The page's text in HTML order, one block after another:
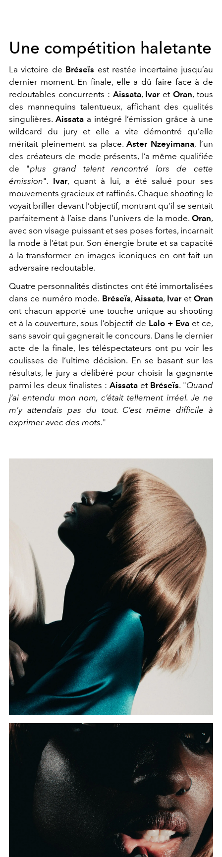
Une compétition haletante
La victoire de Bréseïs est restée incertaine jusqu’au
dernier moment. En finale, elle a dû faire face à de
redoutables concurrents : Aissata, IvaretOran, tous
des mannequins talentueux, affichant des qualités
singulières. Aissata a intégré l’émission grâce à une
wildcard du jury et elle a vite démontré qu’elle
méritait pleinement sa place.Aster Nzeyimana, l’un
des créateurs de mode présents, l’a même qualifiée
de "plus grand talent rencontré lors de cette
émission". Ivar, quant à lui, a été salué pour ses
mouvements gracieux et raffinés. Chaque shooting le
voyait briller devant l’objectif, montrant qu’il se sentait
parfaitement à l’aise dans l’univers de la mode. Oran,
avec son visage puissant et ses poses fortes, incarnait
la mode à l’état pur. Son énergie brute et sa capacité
à la transformer en images iconiques en ont fait un
adversaire redoutable.
Quatre personnalités distinctes ont été immortalisées
dans ce numéro mode. Bréseïs, Aissata, Ivaret Oran
ont chacun apporté une touche unique au shooting
et à la couverture, sous l’objectif de Lalo + Evaet ce,
sans savoir qui gagnerait le concours. Dans le dernier
acte de la finale, les téléspectateurs ont pu voir les
coulisses de l’ultime décision. En se basant sur les
résultats, le jury a délibéré pour choisir la gagnante
parmi les deux finalistes : Aissata et Bréseïs. "Quand
j’ai entendu mon nom, c’était tellement irréel. Je ne
m’y attendais pas du tout. C’est même difficile à
exprimer avec des mots."